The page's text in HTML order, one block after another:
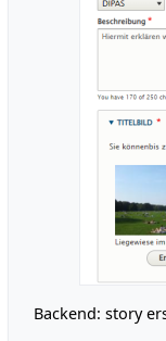
Backend: story